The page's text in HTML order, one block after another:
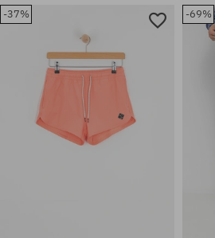
Dostępne rozmiary:
30;
-37% -69%